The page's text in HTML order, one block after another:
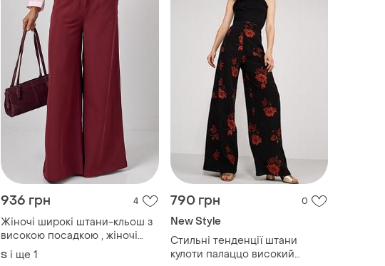
936 грн 4
Жіночі широкі штани-кльош з
високою посадкою , жіночі
широкі брюки
S і ще 1
790 грн 0
New Style
Стильні тенденції штани
кулоти палаццо високий